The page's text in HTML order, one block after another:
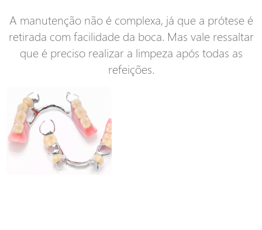
A manutenção não é complexa, já que a prótese é
retirada com facilidade da boca. Mas vale ressaltar
que é preciso realizar a limpeza após todas as
refeições.